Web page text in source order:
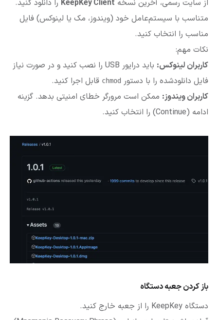
از سایت رسمی، آخرین نسخه KeepKey Client را دانلود کنید.
متناسب با سیستم‌عامل خود (ویندوز، مک یا لینوکس) فایل
مناسب را انتخاب کنید.
نکات مهم:
کاربران لینوکس:
باید درایور USB را نصب کنید و در صورت نیاز
فایل دانلودشده را با دستور chmod قابل اجرا کنید.
کاربران ویندوز: ممکن است مرورگر خطای امنیتی بدهد. گزینه
ادامه (Continue) را انتخاب کنید.
باز کردن جعبه دستگاه
دستگاه KeepKey را از جعبه خارج کنید.